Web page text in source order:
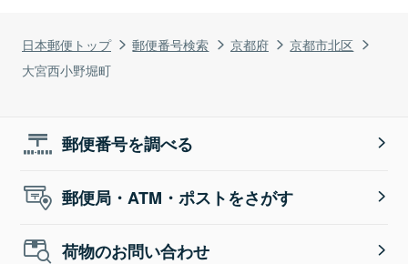
日本郵便トップ 郵便番号検索 京都府
京都市北区
大宮西小野堀町
郵便番号を調べる
郵便局・ATM・ポストをさがす
荷物のお問い合わせ